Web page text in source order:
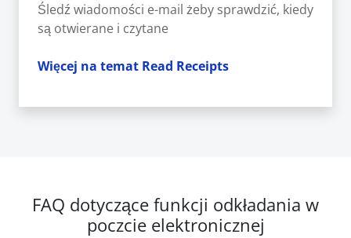
Śledź wiadomości e-mail żeby sprawdzić, kiedy
są otwierane i czytane
Więcej na temat Read Receipts
FAQ dotyczące funkcji odkładania w
poczcie elektronicznej